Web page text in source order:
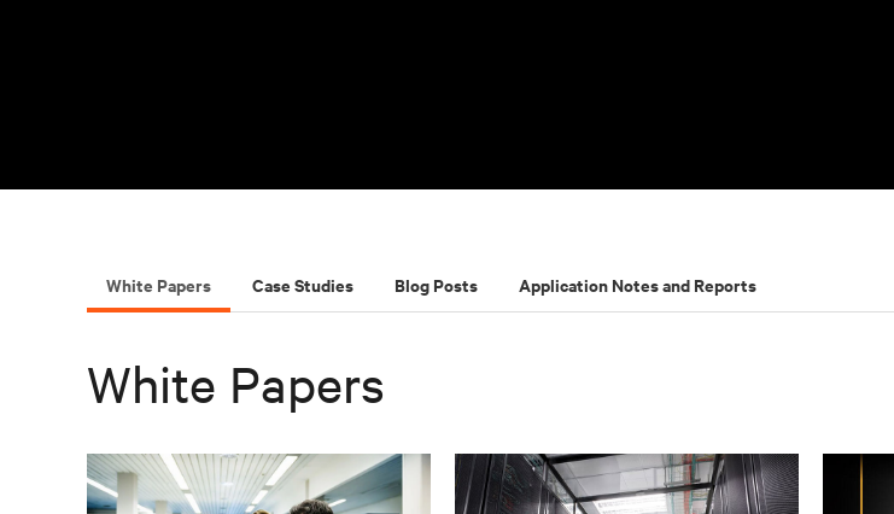
White Papers Case Studies Blog Posts Application Notes and Reports
White Papers